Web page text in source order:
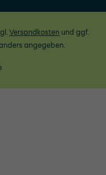
Versandkosten und ggf.
angegeben.